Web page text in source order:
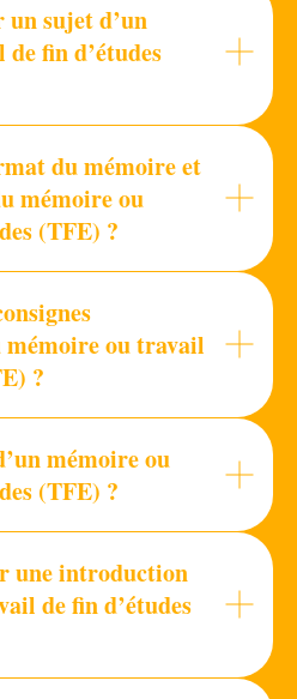
sujet d’un
fin d’études
du mémoire et
mémoire ou
(TFE) ?
ou travail
?
mémoire ou
(TFE) ?
une introduction
de fin d’études